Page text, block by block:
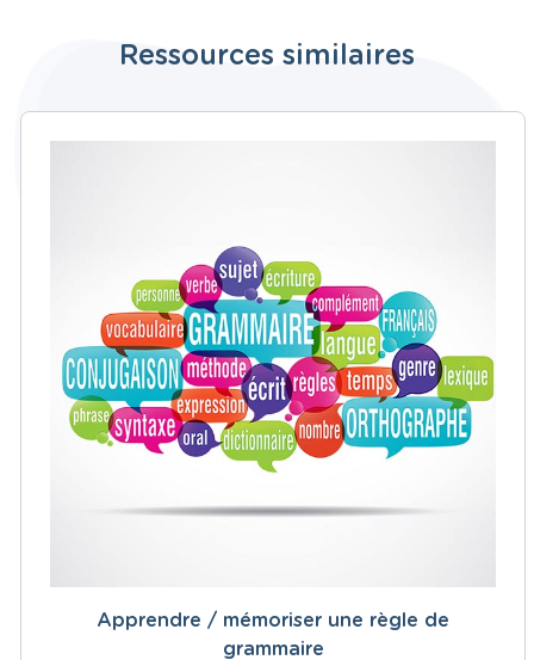
Ressources similaires
Apprendre / mémoriser une règle de
grammaire